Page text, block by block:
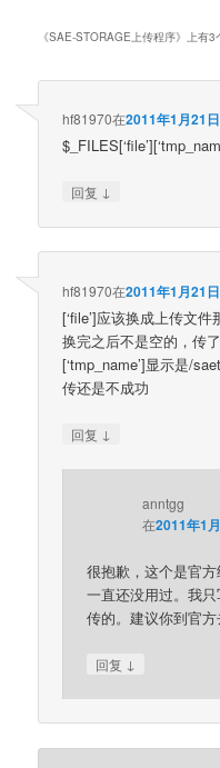
《SAE-STORAGE上传程序》上有3
hf81970在2011年1月21
回复 ↓
hf81970在2011年1月21
[‘file’]应该换成上传文
换完之后不是空的，传
[‘tmp_name’]显示是/
传还是不成功
回复 ↓
anntgg
在2011年1
很抱歉，这个是官
一直还没用过。我
传的。建议你到官
回复 ↓